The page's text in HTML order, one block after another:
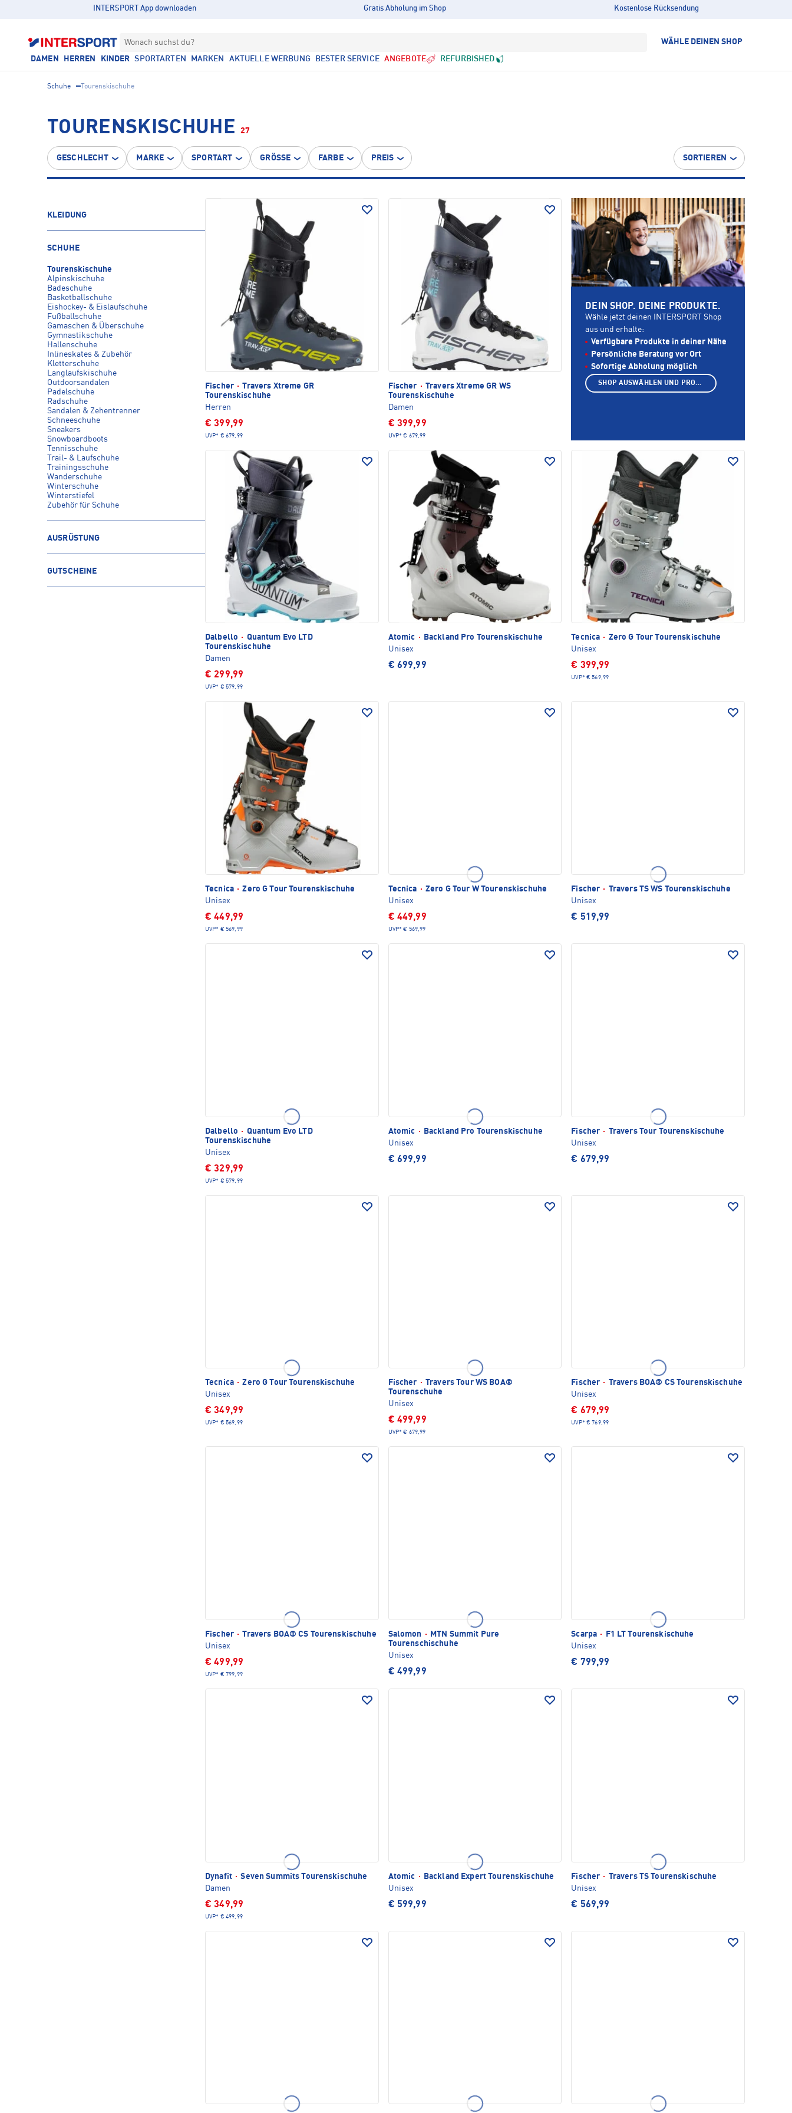
INTERSPORT App downloaden Gratis Abholung im Shop Kostenlose Rücksendung
Wonach suchst du? WÄHLE DEINEN SHOP
DAMEN HERREN KINDER SPORTARTEN MARKEN AKTUELLE WERBUNG BESTER SERVICE ANGEBOTE REFURBISHED
Schuhe Tourenskischuhe
TOURENSKISCHUHE 27
GESCHLECHT MARKE SPORTART GRÖSSE FARBE PREIS SORTIEREN
KLEIDUNG
SCHUHE
Tourenskischuhe
Alpinskischuhe
Badeschuhe
Basketballschuhe
Eishockey- & Eislaufschuhe
Fußballschuhe
Gamaschen & Überschuhe
Gymnastikschuhe
Hallenschuhe
Inlineskates & Zubehör
Kletterschuhe
Langlaufskischuhe
Outdoorsandalen
Padelschuhe
Radschuhe
Sandalen & Zehentrenner
Schneeschuhe
Sneakers
Snowboardboots
Tennisschuhe
Trail- & Laufschuhe
Trainingsschuhe
Wanderschuhe
Winterschuhe
Winterstiefel
Zubehör für Schuhe
AUSRÜSTUNG
GUTSCHEINE
Fischer · Travers Xtreme GR
Tourenskischuhe
Herren
€ 399,99
UVP* € 679,99
Fischer · Travers Xtreme GR WS
Tourenskischuhe
Damen
€ 399,99
UVP* € 679,99
Dalbello · Quantum Evo LTD
Tourenskischuhe
Damen
€ 299,99
UVP* € 579,99
Atomic ·
Backland Pro Tourenskischuhe
Unisex
€ 699,99
Tecnica · Zero G Tour Tourenskischuhe
Unisex
€ 399,99
UVP* € 569,99
Tecnica · Zero G Tour Tourenskischuhe
Unisex
€ 449,99
UVP* € 569,99
Tecnica · Zero G Tour W Tourenskischuhe
Unisex
€ 449,99
UVP* € 569,99
Fischer · Travers TS WS Tourenskischuhe
Unisex
€ 519,99
Dalbello · Quantum Evo LTD
Tourenskischuhe
Unisex
€ 329,99
UVP* € 579,99
Atomic ·
Backland Pro Tourenskischuhe
Unisex
€ 699,99
Fischer · Travers Tour Tourenskischuhe
Unisex
€ 679,99
Tecnica · Zero G Tour Tourenskischuhe
Unisex
€ 349,99
UVP* € 569,99
Fischer · Travers Tour WS BOA®
Tourenschuhe
Unisex
€ 499,99
UVP* € 679,99
Fischer · Travers BOA® CS Tourenskischuhe
Unisex
€ 679,99
UVP* € 769,99
Fischer · Travers BOA® CS Tourenskischuhe
Unisex
€ 499,99
UVP* € 799,99
Salomon ·
MTN Summit Pure
Tourenschischuhe
Unisex
€ 499,99
Scarpa ·
F1 LT Tourenskischuhe
Unisex
€ 799,99
Dynafit · Seven Summits Tourenskischuhe
Damen
€ 349,99
UVP* € 499,99
Atomic ·
Backland Expert Tourenskischuhe
Unisex
€ 599,99
Fischer · Travers TS Tourenskischuhe
Unisex
€ 569,99
DEIN SHOP. DEINE PRODUKTE.
Wähle jetzt deinen INTERSPORT Shop
aus und erhalte:
Verfügbare Produkte in deiner Nähe
Persönliche Beratung vor Ort
Sofortige Abholung möglich
SHOP AUSWÄHLEN UND PRODUKTE ANZEIGEN